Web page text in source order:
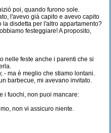
poi, quando furono sole.
l'avevo già capito e avevo capito
disdetta per l'altro appartamento?
festeggiare! A proposito,
nelle feste anche i parenti che si
- ma è meglio che stiamo lontani.
barbecue, mi avevano invitato.
i fuochi, non puoi mancare:
non vi assicuro niente.